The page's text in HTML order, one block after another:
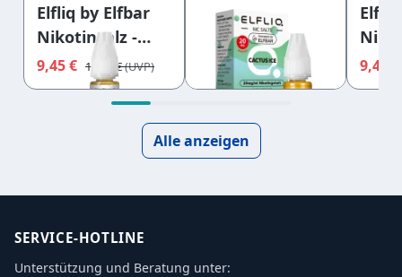
Elfliq by Elfbar
Nikotinsalz -
Blackberry
Cherry - Liquid
9,45 € 11,95 €
Elfliq by Elfbar
Nikotinsalz -
Cactus Ice -
Liquid 20mg
9,95 € 9,45
Alle anzeigen
SERVICE-HOTLINE
Unterstützung und Beratung unter: